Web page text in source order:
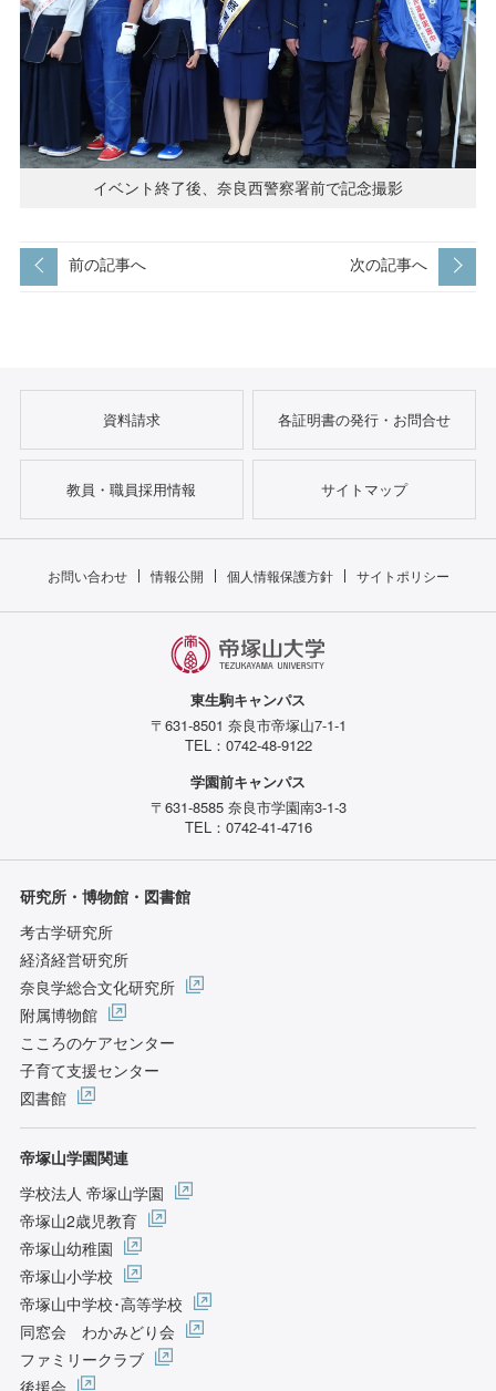
イベント終了後、奈良西警察署前で記念撮影
前の記事へ 次の記事へ
資料請求 各証明書の発行・お問合せ
教員・職員採用情報 サイトマップ
お問い合わせ 情報公開 個人情報保護方針 サイトポリシー
東生駒キャンパス
〒631-8501 奈良市帝塚山7-1-1
TEL：0742-48-9122
学園前キャンパス
〒631-8585 奈良市学園南3-1-3
TEL：0742-41-4716
研究所・博物館・図書館
考古学研究所
経済経営研究所
奈良学総合文化研究所
附属博物館
こころのケアセンター
子育て支援センター
図書館
帝塚山学園関連
学校法人 帝塚山学園
帝塚山2歳児教育
帝塚山幼稚園
帝塚山小学校
帝塚山中学校･高等学校
同窓会 わかみどり会
ファミリークラブ
後援会